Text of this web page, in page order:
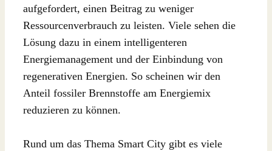
aufgefordert, einen Beitrag zu weniger
Ressourcenverbrauch zu leisten. Viele sehen die
Lösung dazu in einem intelligenteren
Energiemanagement und der Einbindung von
regenerativen Energien. So scheinen wir den
Anteil fossiler Brennstoffe am Energiemix
reduzieren zu können.
Rund um das Thema Smart City gibt es viele